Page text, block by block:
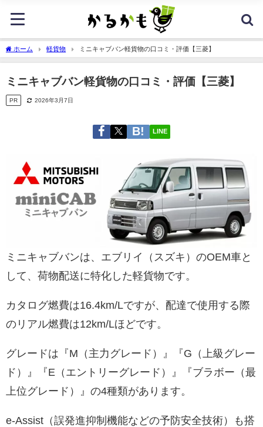
ホーム 軽貨物 ミニキャブバン軽貨物の口コミ・評価【三菱】
ミニキャブバン軽貨物の口コミ・評価【三菱】
PR 2026年3月7日
LINE
ミニキャブバンは、エブリイ（スズキ）のOEM車と
して、荷物配送に特化した軽貨物です。
カタログ燃費は16.4km/Lですが、配達で使用する際
のリアル燃費は12km/Lほどです。
グレードは『M（主力グレード）』『G（上級グレー
ド）』『E（エントリーグレード）』『ブラボー（最
上位グレード）』の4種類があります。
e-Assist（誤発進抑制機能などの予防安全技術）も搭